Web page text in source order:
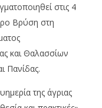
στις 4
Βρύση στη
και Θαλασσίων
Πανίδας.
της άγριας